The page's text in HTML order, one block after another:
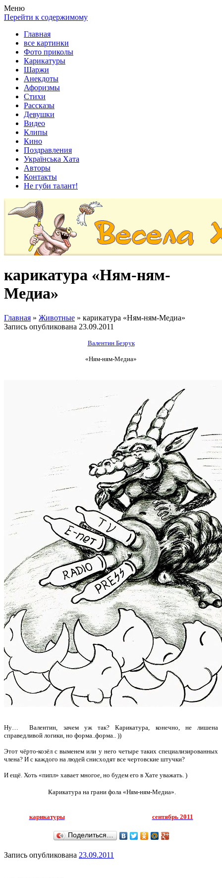
Весела хата — прикольные картинки, смешные истории,
клипы!
Покажем всем ваши фото приколы, карикатуры, шаржи, стихи,
рассказы, видео и песни!
Меню
Перейти к содержимому
Главная
все картинки
Фото приколы
Карикатуры
Шаржи
Анекдоты
Афоризмы
Стихи
Рассказы
Девушки
Видео
Клипы
Кино
Поздравления
Українська Хата
Авторы
Контакты
Не губи талант!
карикатура «Ням-ням-
Медиа»
Главная » Животные » карикатура «Ням-ням-Медиа»
Запись опубликована 23.09.2011
Валентин Безрук
«Ням-ням-Медиа»
Ну… Валентин, зачем уж так? Карикатура, конечно, не лишена
справедливой логики, но форма..форма.. ))
Этот чёрто-козёл с выменем или у него четыре таких специализированных
члена? И с каждого на людей снисходят все чертовские штучки?
И ещё. Хоть «пипл» хавает многое, но будем его в Хате уважать. )
Карикатура на грани фола «Ням-ням-Медиа».
карикатуры сентябрь 2011
Поделиться…
Запись опубликована 23.09.2011